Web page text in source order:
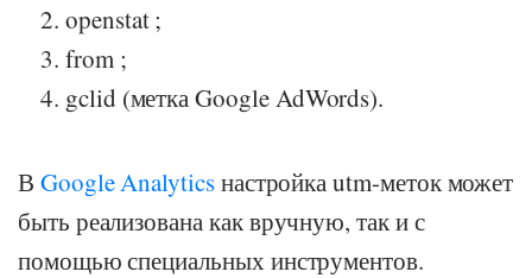
openstat ;
from ;
gclid (метка Google AdWords).
В Google Analyticsнастройка utm-меток может
быть реализована как вручную, так и с
помощью специальных инструментов.